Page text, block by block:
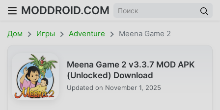
MODDROID.COM
Дом Игры Adventure Meena Game 2
Meena Game 2 v3.3.7 MOD APK
(Unlocked) Download
Updated on November 1, 2025